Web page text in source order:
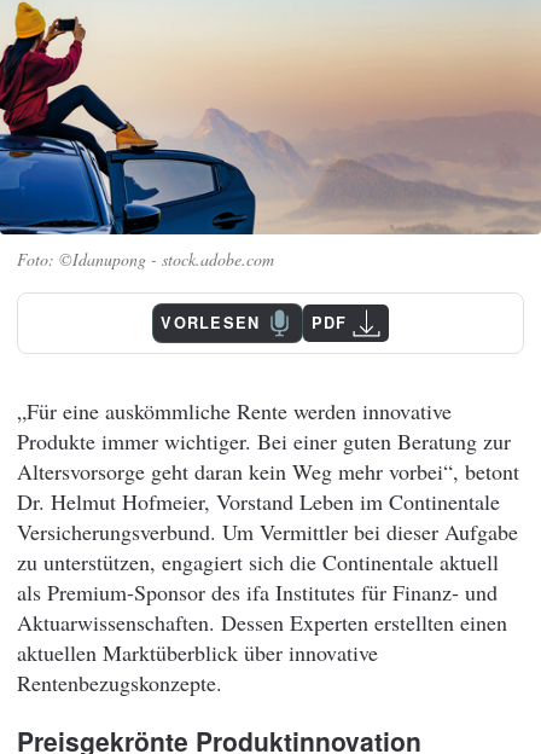
©Idanupong - stock.adobe.com
VORLESEN PDF
„Für eine auskömmliche Rente werden innovative
Produkte immer wichtiger. Bei einer guten Beratung zur
Altersvorsorge geht daran kein Weg mehr vorbei“, betont
Dr. Helmut Hofmeier, Vorstand Leben im Continentale
Versicherungsverbund. Um Vermittler bei dieser Aufgabe
zu unterstützen, engagiert sich die Continentale aktuell
als Premium-Sponsor des ifa Institutes für Finanz- und
Aktuarwissenschaften. Dessen Experten erstellten einen
aktuellen Marktüberblick über innovative
Rentenbezugskonzepte.
Preisgekrönte Produktinnovation